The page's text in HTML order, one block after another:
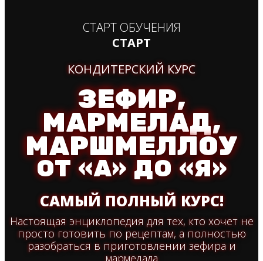
СТАРТ ОБУЧЕНИЯ
СТАРТ
КОНДИТЕРСКИЙ КУРС
ЗЕФИР,
МАРМЕЛАД,
МАРШМЕЛЛОУ
ОТ «А» ДО «Я»
САМЫЙ ПОЛНЫЙ КУРС!
Настоящая энциклопедия для тех, кто хочет не
просто готовить по рецептам, а полностью
разобраться в приготовлении зефира и
мармелада